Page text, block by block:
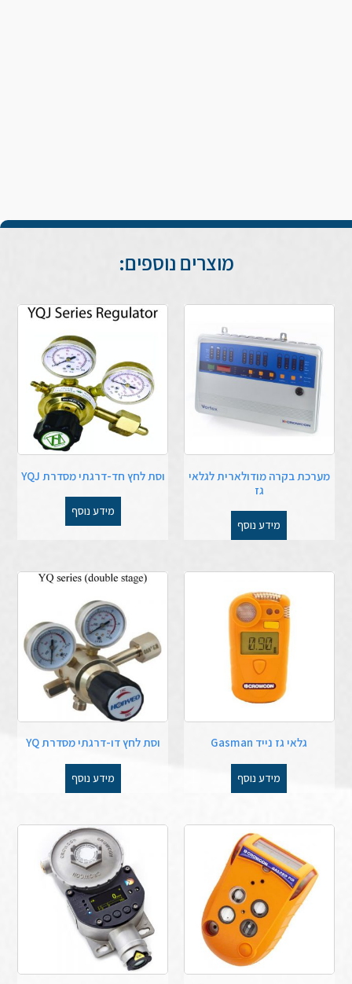
מוצרים נוספים:
מערכת בקרה מודולארית לגלאי
גז
מידע נוסף
וסת לחץ חד-דרגתי מסדרת YQJ
מידע נוסף
גלאי גז נייד Gasman
מידע נוסף
וסת לחץ דו-דרגתי מסדרת YQ
מידע נוסף